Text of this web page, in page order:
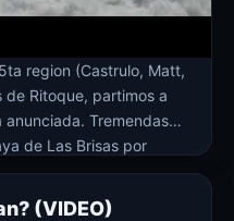
region (Castrulo, Matt,
Ritoque, partimos a
anunciada. Tremendas
de Las Brisas por
problemas y ceñimos
y tener una sesión
(VIDEO)